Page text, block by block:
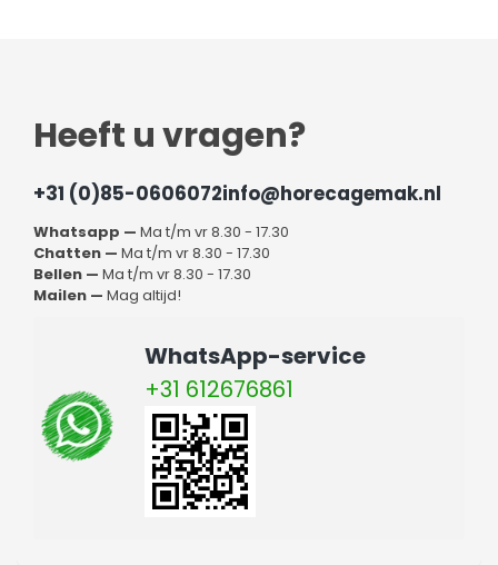
Heeft u vragen?
+31 (0)85-0606072info@horecagemak.nl
Whatsapp — Ma t/m vr 8.30 - 17.30
Chatten — Ma t/m vr 8.30 - 17.30
Bellen — Ma t/m vr 8.30 - 17.30
Mailen — Mag altijd!
WhatsApp-service
+31 612676861